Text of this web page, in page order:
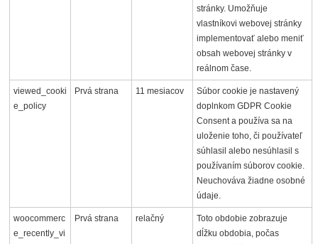
stránky. Umožňuje
vlastníkovi webovej stránky
implementovať alebo meniť
obsah webovej stránky v
reálnom čase.
viewed_cooki
e_policy
Prvá strana 11 mesiacov
Súbor cookie je nastavený
doplnkom GDPR Cookie
Consent a používa sa na
uloženie toho, či používateľ
súhlasil alebo nesúhlasil s
používaním súborov cookie.
Neuchováva žiadne osobné
údaje.
woocommerc
e_recently_vi
Prvá strana relačný
Toto obdobie zobrazuje
dĺžku obdobia, počas